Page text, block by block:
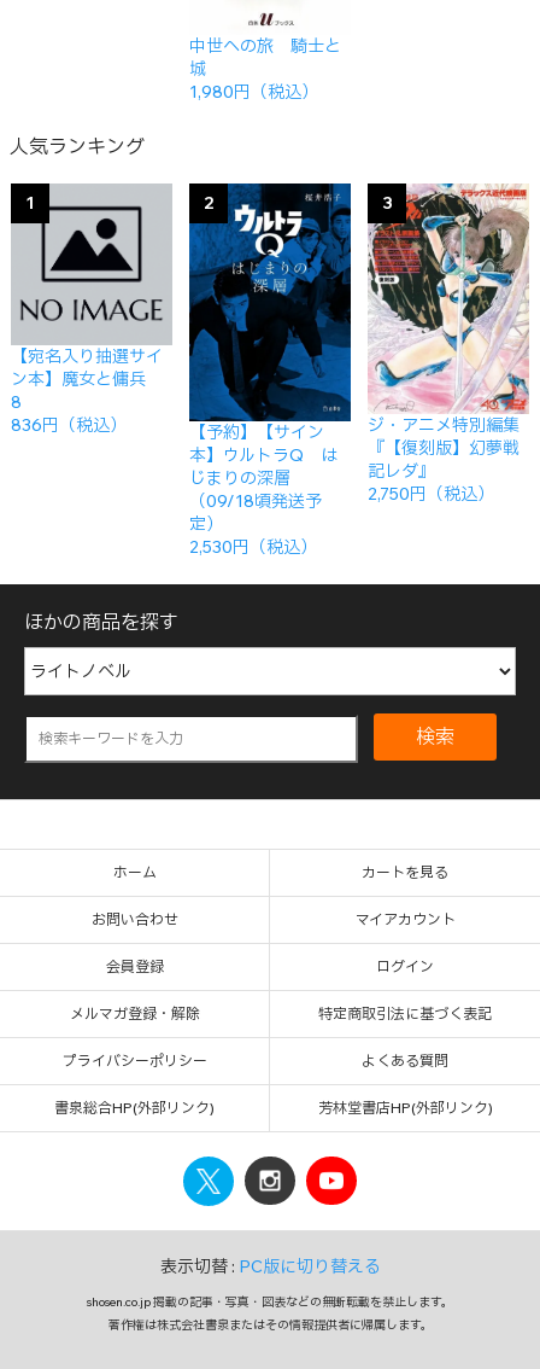
中世への旅 騎士と
城
1,980円（税込）
人気ランキング
1
【宛名入り抽選サイ
ン本】魔女と傭兵
8
836円（税込）
2
【予約】【サイン
本】ウルトラQ は
じまりの深層
（09/18頃発送予
定）
2,530円（税込）
3
ジ・アニメ特別編集
『【復刻版】幻夢戦
記レダ』
2,750円（税込）
ほかの商品を探す
検索
ホーム カートを見る
お問い合わせ マイアカウント
会員登録 ログイン
メルマガ登録・解除 特定商取引法に基づく表記
プライバシーポリシー よくある質問
書泉総合HP(外部リンク) 芳林堂書店HP(外部リンク)
表示切替 : PC版に切り替える
shosen.co.jp 掲載の記事・写真・図表などの無断転載を禁止します。
著作権は株式会社書泉またはその情報提供者に帰属します。